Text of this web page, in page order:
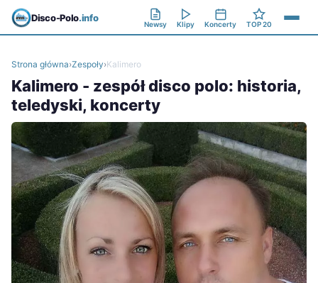
Disco-Polo.info
Newsy Klipy Koncerty TOP 20
Strona główna›Zespoły›Kalimero
Kalimero - zespół disco polo: historia,
teledyski, koncerty